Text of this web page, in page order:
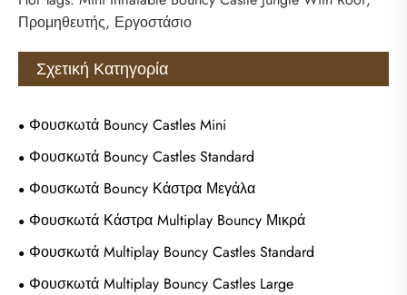
Προμηθευτής, Εργοστάσιο
Σχετική Κατηγορία
Φουσκωτά Bouncy Castles Mini
Φουσκωτά Bouncy Castles Standard
Φουσκωτά Bouncy Κάστρα Μεγάλα
Φουσκωτά Κάστρα Multiplay Bouncy Μικρά
Φουσκωτά Multiplay Bouncy Castles Standard
Φουσκωτά Multiplay Bouncy Castles Large